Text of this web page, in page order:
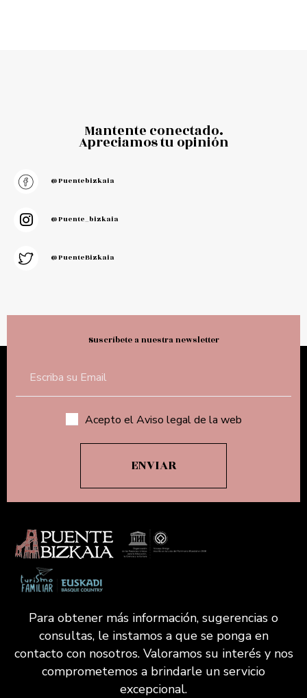
Mantente conectado.
Apreciamos tu opinión
@puentebizkaia
@puente_bizkaia
@PuenteBizkaia
Suscríbete a nuestra newsletter
Acepto el Aviso legal de la web
Para obtener más información, sugerencias o
consultas, le instamos a que se ponga en
contacto con nosotros. Valoramos su interés y nos
comprometemos a brindarle un servicio
excepcional.